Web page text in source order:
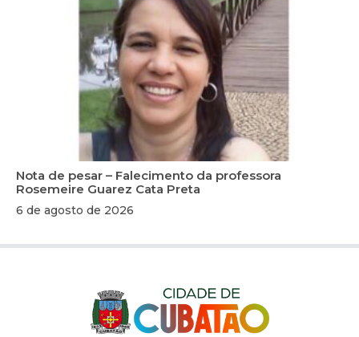
Nota de pesar – Falecimento da professora
Rosemeire Guarez Cata Preta
6 de agosto de 2026